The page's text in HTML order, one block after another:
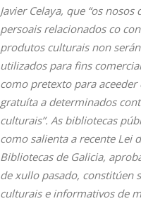
Javier Celaya, que “os nosos
persoais relacionados co
produtos culturais non serán
utilizados para fins
como pretexto para aceeder
gratuíta a determinados
culturais”. As bibliotecas
como salienta a recente Lei
Bibliotecas de Galicia,
de xullo pasado, constitúen
culturais e informativos de